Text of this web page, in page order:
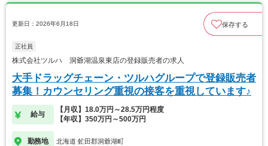
更新日：2026年6月18日 保存する
正社員
株式会社ツルハ 洞爺湖温泉東店の登録販売者の求人
大手ドラッグチェーン・ツルハグループで登録販売者
募集！カウンセリング重視の接客を重視しています♪
給与
【月収】18.0万円～28.5万円程度
【年収】350万円～500万円
勤務地 北海道 虻田郡洞爺湖町